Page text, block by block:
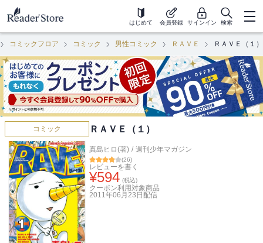
はじめて 会員登録 サインイン 検索
コミックフロア コミック 男性コミック ＲＡＶＥ ＲＡＶＥ（１）
コミック ＲＡＶＥ（１）
真島ヒロ(著) / 週刊少年マガジン
(26)
レビューを書く
¥594 (税込)
クーポン利用対象商品
2011年06月23日 配信